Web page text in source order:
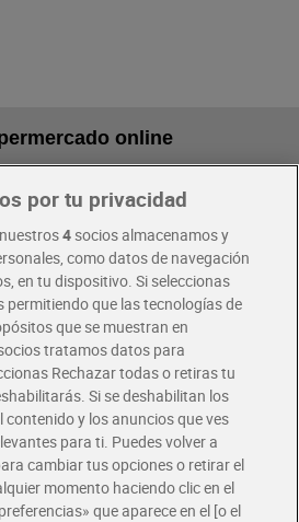
online
superiores a 100€
o Uber Eats
exclusivas.
por tu privacidad
4socios almacenamos y
como datos de navegación
en tu dispositivo. Si seleccionas
que las tecnologías de
que se muestran en
tratamos datos para
Rechazar todas o retiras tu
Si se deshabilitan los
y los anuncios que ves
para ti. Puedes volver a
cambiar tus opciones o retirar el
momento haciendo clic en el
que aparece en el [o el